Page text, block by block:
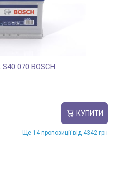
070 BOSCH
КУПИТИ
Ще 14 пропозиції від 4342 грн